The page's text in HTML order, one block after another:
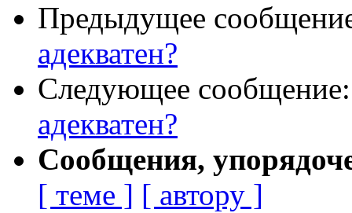
Предыдущее
адекватен?
Следующее
адекватен?
Сообщения,
[ теме ] [ автору ]